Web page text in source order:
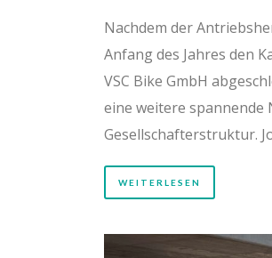
Nachdem der
Anfang des Jahres den
VSC Bike GmbH
eine weitere spannende
Gesellschafterstruktur.
WEITERLESEN